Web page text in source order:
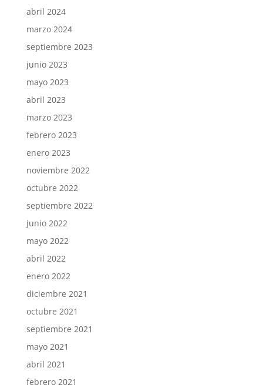
abril 2024
marzo 2024
septiembre 2023
junio 2023
mayo 2023
abril 2023
marzo 2023
febrero 2023
enero 2023
noviembre 2022
octubre 2022
septiembre 2022
junio 2022
mayo 2022
abril 2022
enero 2022
diciembre 2021
octubre 2021
septiembre 2021
mayo 2021
abril 2021
febrero 2021